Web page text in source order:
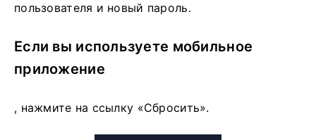
пользователя и новый пароль.
Если вы используете мобильное
приложение
, нажмите на ссылку «Сбросить».